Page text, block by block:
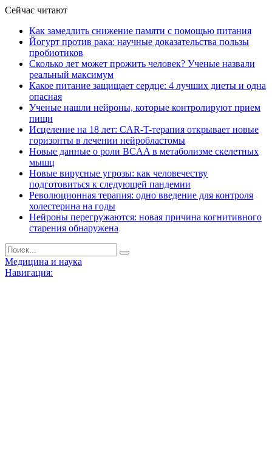
Сейчас читают
Как замедлить снижение памяти с помощью питания
Йогурт против рака: научные доказательства пользы
пробиотиков
Сколько лет может прожить человек? Ученые назвали
реальный максимум
Какое питание защищает сердце: 4 лучших диеты и одна
опасная
Ученые нашли нейроны, которые контролируют прием
пищи
Исцеление на 18 лет: CAR-T-терапия открывает новые
горизонты в лечении нейробластомы
Новые данные о роли BCAA в метаболизме скелетных
мышц
Новые вирусные угрозы: как человечеству
подготовиться к следующей пандемии
Революционная терапия: одно введение для контроля
холестерина на годы
Нейроны перегружаются: новая причина когнитивного
старения обнаружена
Медицина и наука
Навигация: